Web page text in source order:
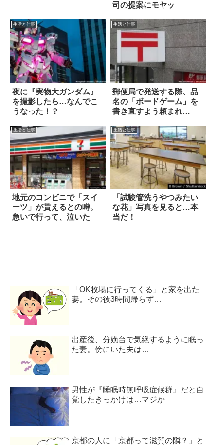
司の提案にモヤッ
生活と仕事
夜に『実物大ガンダム』
を撮影したら…なんでこ
うなった！？
生活と仕事
郵便局で発送する際、品
名の「ボードゲーム」を
書き直すよう頼まれ
生活と仕事
地元のコンビニで「スイ
ーツ」が貰えるとの噂。
急いで行って、泣いた
生活と仕事
「試験管洗うやつみたい
な花」写真を見ると…本
当だ！
「OK牧場に行ってくる」と家を出た
妻。その後3時間帰らず…
出産後、分娩台で気絶するように眠っ
た妻。傍にいた夫は…
男性が『睡眠時無呼吸症候群』だと自
覚したきっかけは…マジか
京都の人に「京都って滋賀の隣？」と